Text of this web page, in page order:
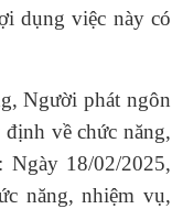
dụng việc này có
Người phát ngôn
về chức năng,
18/02/2025,
năng, nhiệm vụ,